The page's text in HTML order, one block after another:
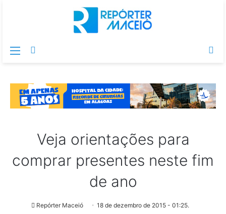
Menu
Veja orientações para
comprar presentes neste fim
de ano
Repórter Maceió 18 de dezembro de 2015 - 01:25.